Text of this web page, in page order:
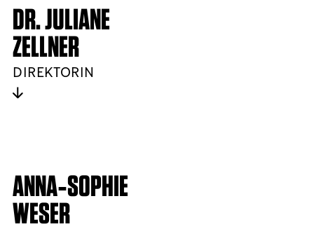
DR. JULIANE
ZELLNER
DIREKTORIN
ANNA‑SOPHIE
WESER